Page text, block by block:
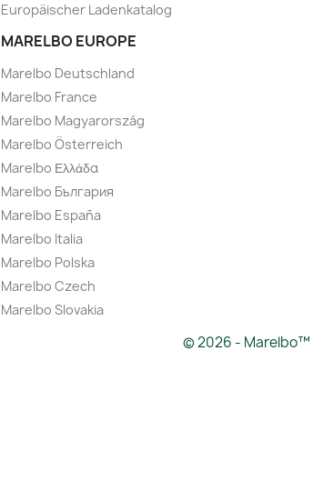
Europäischer Ladenkatalog
MARELBO EUROPE
Marelbo Deutschland
Marelbo France
Marelbo Magyarország
Marelbo Österreich
Marelbo Ελλάδα
Marelbo България
Marelbo España
Marelbo Italia
Marelbo Polska
Marelbo Czech
Marelbo Slovakia
© 2026 - Marelbo™